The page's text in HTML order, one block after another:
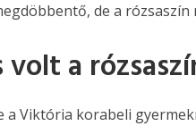
de a
a
a Viktória korabeli